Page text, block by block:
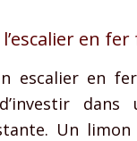
en
escalier en
dans
Un limon